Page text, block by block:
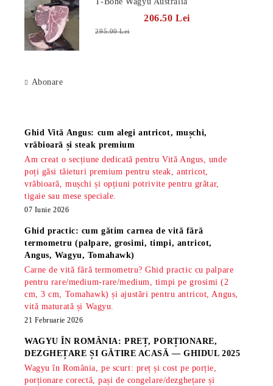
206.50 Lei
295.00 Lei
Abonare
Ghid Vită Angus: cum alegi antricot, mușchi,
vrăbioară și steak premium
Am creat o secțiune dedicată pentru Vită Angus, unde
poți găsi tăieturi premium pentru steak, antricot,
vrăbioară, mușchi și opțiuni potrivite pentru grătar,
tigaie sau mese speciale.
07 Iunie 2026
Ghid practic: cum gătim carnea de vită fără
termometru (palpare, grosimi, timpi, antricot,
Angus, Wagyu, Tomahawk)
Carne de vită fără termometru? Ghid practic cu palpare
pentru rare/medium-rare/medium, timpi pe grosimi (2
cm, 3 cm, Tomahawk) și ajustări pentru antricot, Angus,
vită maturată și Wagyu.
21 Februarie 2026
WAGYU ÎN ROMÂNIA: PREȚ, PORȚIONARE,
DEZGHEȚARE ȘI GĂTIRE ACASĂ — GHIDUL 2025
Wagyu în România, pe scurt: preț și cost pe porție,
porționare corectă, pași de congelare/dezghețare și